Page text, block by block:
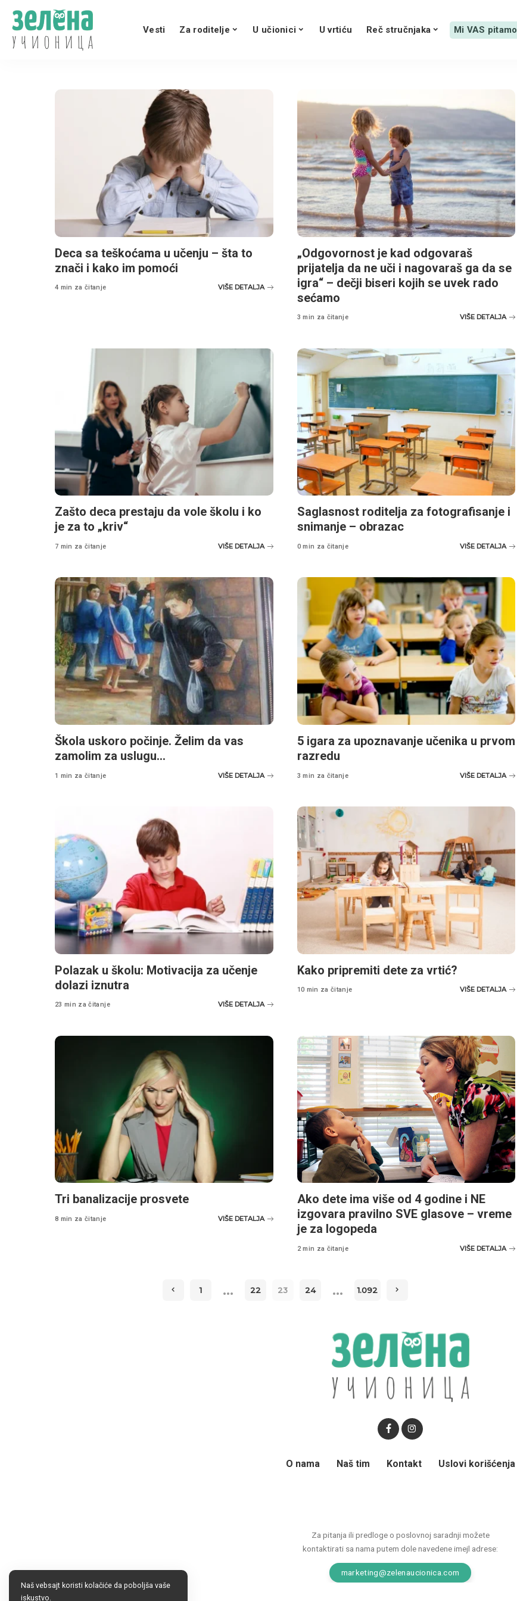
Vesti Za roditelje U učionici U vrtiću Reč stručnjaka Mi VAS pitamo
Deca sa teškoćama u učenju – šta to
znači i kako im pomoći
4 min za čitanje VIŠE DETALJA
„Odgovornost je kad odgovaraš
prijatelja da ne uči i nagovaraš ga da se
igra“ – dečji biseri kojih se uvek rado
sećamo
3 min za čitanje VIŠE DETALJA
Zašto deca prestaju da vole školu i ko
je za to „kriv“
7 min za čitanje VIŠE DETALJA
Saglasnost roditelja za fotografisanje i
snimanje – obrazac
0 min za čitanje VIŠE DETALJA
Škola uskoro počinje. Želim da vas
zamolim za uslugu…
1 min za čitanje VIŠE DETALJA
5 igara za upoznavanje učenika u prvom
razredu
3 min za čitanje VIŠE DETALJA
Polazak u školu: Motivacija za učenje
dolazi iznutra
23 min za čitanje VIŠE DETALJA
Kako pripremiti dete za vrtić?
10 min za čitanje VIŠE DETALJA
Tri banalizacije prosvete
8 min za čitanje VIŠE DETALJA
Ako dete ima više od 4 godine i NE
izgovara pravilno SVE glasove – vreme
je za logopeda
2 min za čitanje VIŠE DETALJA
1 … 22 23 24 … 1.092
Za pitanja ili predloge o poslovnoj saradnji možete
kontaktirati sa nama putem dole navedene imejl adrese:
marketing@zelenaucionica.com
O nama Naš tim Kontakt Uslovi korišćenja
Naš vebsajt koristi kolačiće da poboljša vaše
iskustvo.